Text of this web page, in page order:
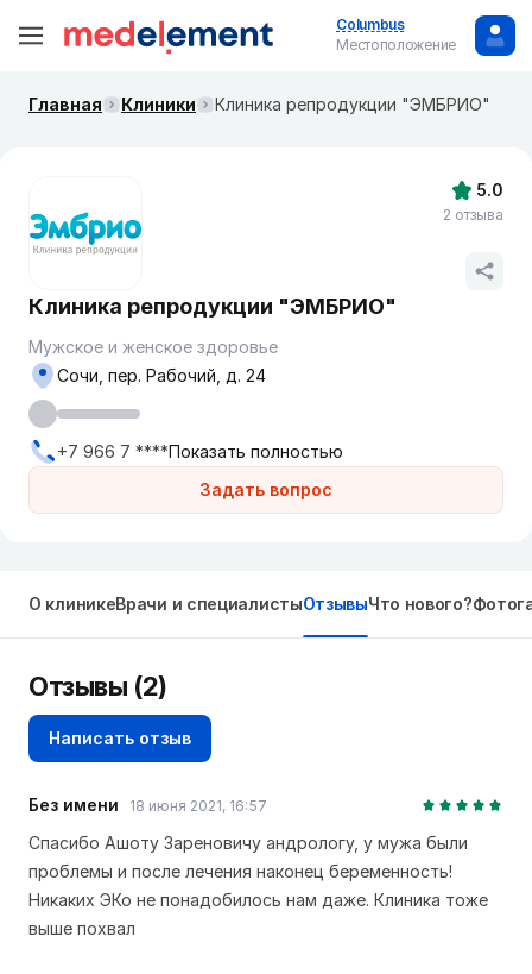
Columbus
Местоположение
Главная Клиники Клиника репродукции "ЭМБРИО"
Клиника репродукции "ЭМБРИО"
Мужское и женское здоровье
Задать вопрос
Сочи, пер. Рабочий, д. 24
+7 966 7 ****Показать полностью
5.0
2 отзыва
О клиникеВрачи и специалистыОтзывыЧто нового?
Отзывы (2)
Написать отзыв
Без имени 18 июня 2021, 16:57
Спасибо Ашоту Зареновичу андрологу, у мужа были
проблемы и после лечения наконец беременность!
Никаких ЭКо не понадобилось нам даже. Клиника тоже
выше похвал